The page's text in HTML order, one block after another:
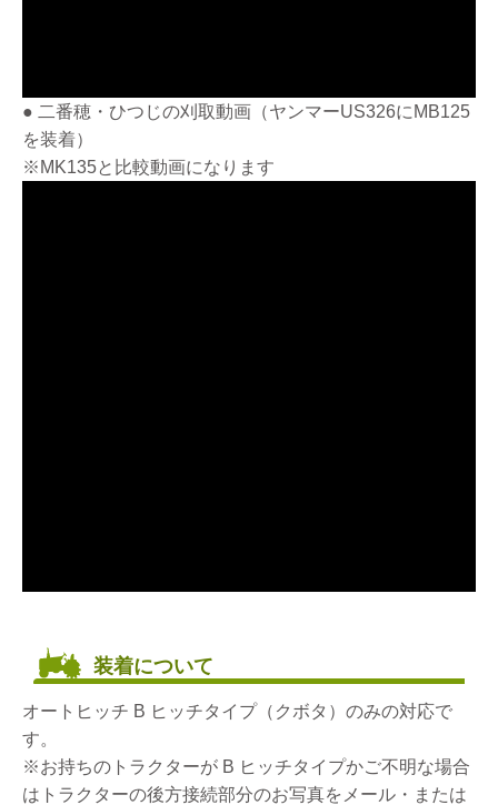
● 二番穂・ひつじの刈取動画（ヤンマーUS326にMB125
を装着）
※MK135と比較動画になります
装着について
オートヒッチ B ヒッチタイプ（クボタ）のみの対応で
す。
※お持ちのトラクターが B ヒッチタイプかご不明な場合
はトラクターの後方接続部分のお写真をメール・または